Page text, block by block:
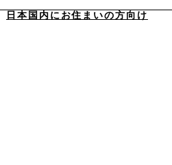
日本国内にお住まいの方向け